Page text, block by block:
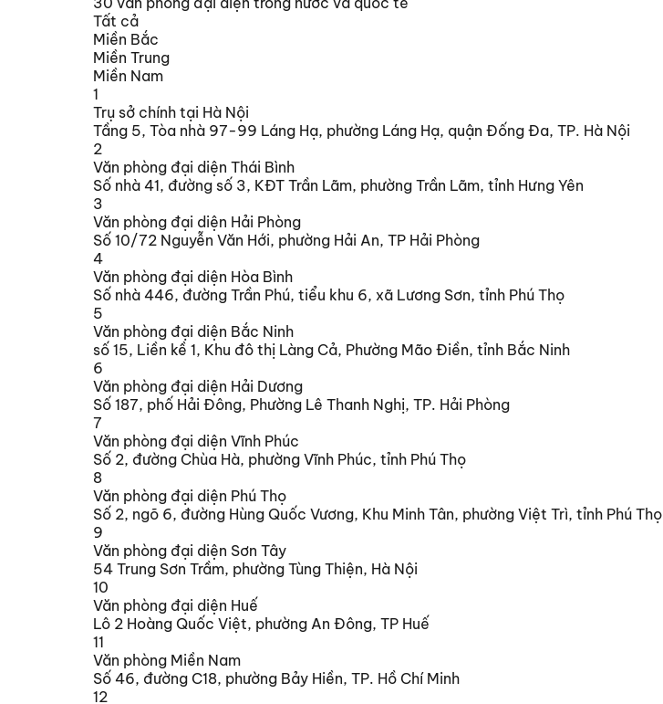
Tất cả
Miền Bắc
Miền Trung
Miền Nam
1
Trụ sở chính tại Hà Nội
Tầng 5, Tòa nhà 97-99 Láng Hạ, phường Láng Hạ, quận Đống Đa, TP. Hà Nội
2
Văn phòng đại diện Thái Bình
Số nhà 41, đường số 3, KĐT Trần Lãm, phường Trần Lãm, tỉnh Hưng Yên
3
Văn phòng đại diện Hải Phòng
Số 10/72 Nguyễn Văn Hới, phường Hải An, TP Hải Phòng
4
Văn phòng đại diện Hòa Bình
Số nhà 446, đường Trần Phú, tiểu khu 6, xã Lương Sơn, tỉnh Phú Thọ
5
Văn phòng đại diện Bắc Ninh
số 15, Liền kề 1, Khu đô thị Làng Cả, Phường Mão Điền, tỉnh Bắc Ninh
6
Văn phòng đại diện Hải Dương
Số 187, phố Hải Đông, Phường Lê Thanh Nghị, TP. Hải Phòng
7
Văn phòng đại diện Vĩnh Phúc
Số 2, đường Chùa Hà, phường Vĩnh Phúc, tỉnh Phú Thọ
8
Văn phòng đại diện Phú Thọ
Số 2, ngõ 6, đường Hùng Quốc Vương, Khu Minh Tân, phường Việt Trì, tỉnh Phú Thọ
9
Văn phòng đại diện Sơn Tây
54 Trung Sơn Trầm, phường Tùng Thiện, Hà Nội
10
Văn phòng đại diện Huế
Lô 2 Hoàng Quốc Việt, phường An Đông, TP Huế
11
Văn phòng Miền Nam
Số 46, đường C18, phường Bảy Hiền, TP. Hồ Chí Minh
12